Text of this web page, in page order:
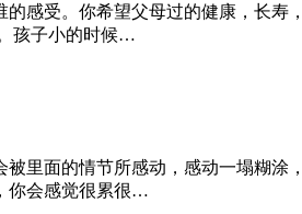
感受。你希望父母过的健康，长
孩子小的时候…
里面的情节所感动，感动一塌糊
你会感觉很累很…